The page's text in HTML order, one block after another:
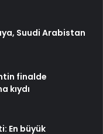
Suudi Arabistan
finalde
kıydı
En büyük